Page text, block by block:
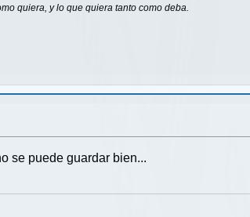
quiera, y lo que quiera tanto como deba.
se puede guardar bien...